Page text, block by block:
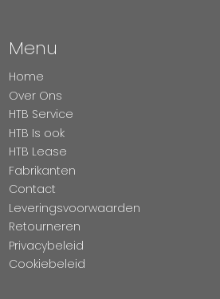
Menu
Home
Over Ons
HTB Service
HTB Is ook
HTB Lease
Fabrikanten
Contact
Leveringsvoorwaarden
Retourneren
Privacybeleid
Cookiebeleid